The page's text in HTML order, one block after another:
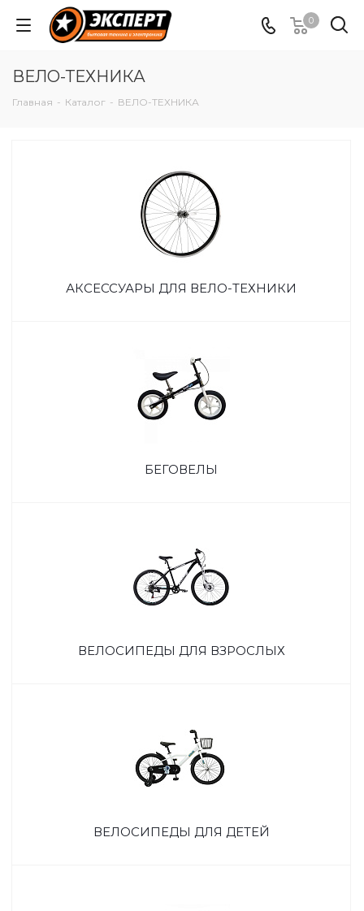
0
ВЕЛО-ТЕХНИКА
Главная - Каталог - ВЕЛО-ТЕХНИКА
АКСЕССУАРЫ ДЛЯ ВЕЛО-ТЕХНИКИ
БЕГОВЕЛЫ
ВЕЛОСИПЕДЫ ДЛЯ ВЗРОСЛЫХ
ВЕЛОСИПЕДЫ ДЛЯ ДЕТЕЙ